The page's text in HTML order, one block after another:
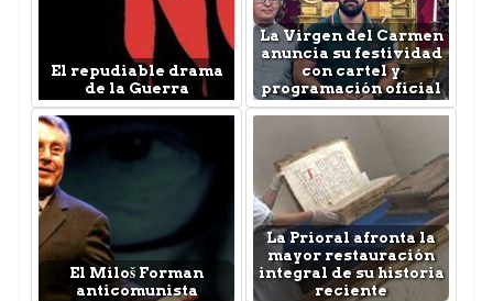
El repudiable drama
de la Guerra
La Virgen del Carmen
anuncia su festividad
con cartel y
programación oficial
El Miloš Forman
anticomunista
La Prioral afronta la
mayor restauración
integral de su historia
reciente